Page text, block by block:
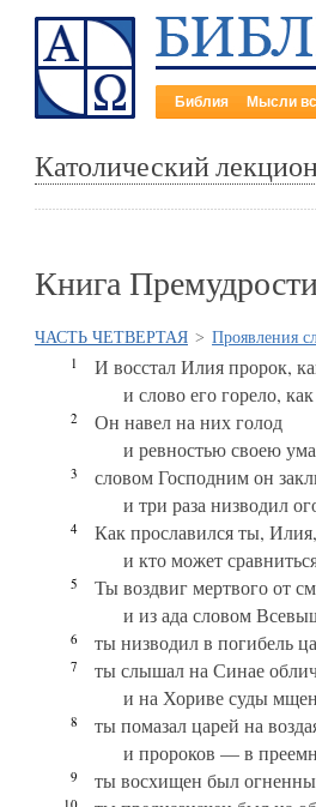
Библия Мысли
Католический
Книга
ЧАСТЬ ЧЕТВЕРТАЯ > Проявления
1
И восстал Илия пророк,
и слово его горело,
2
Он навел на них голод
и ревностью своею
3
словом Господним он
и три раза низводил
4
Как прославился ты,
и кто может
5
Ты воздвиг мертвого от
и из ада словом
6 ты низводил в погибель
7 ты слышал на Синае
и на Хориве суды
8
ты помазал царей на
и пророков — в
9 ты восхищен был